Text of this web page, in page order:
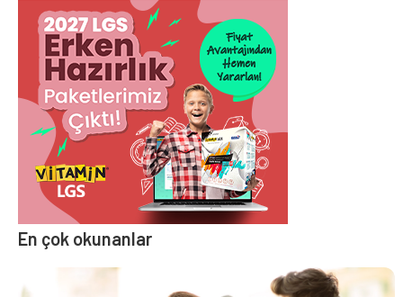
En çok okunanlar